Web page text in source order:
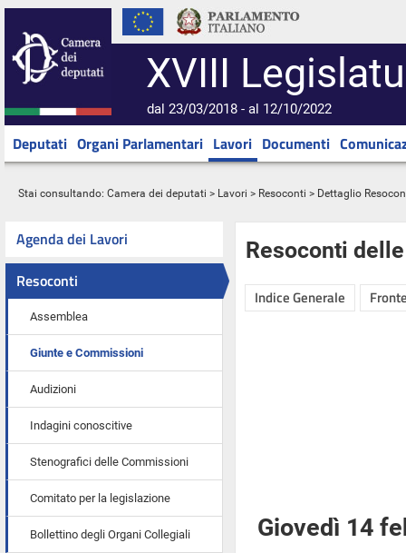
XVIII
dal 23/03/2018 - al 12/10/2022
Deputati Organi Parlamentari Lavori Documenti
Stai consultando: Camera dei deputati > Lavori > Resoconti > Dettaglio
Agenda dei Lavori
Resoconti
Assemblea
Giunte e Commissioni
Audizioni
Indagini conoscitive
Stenografici delle Commissioni
Comitato per la legislazione
Bollettino degli Organi Collegiali
Resoconti
Indice Generale
Giovedì 14